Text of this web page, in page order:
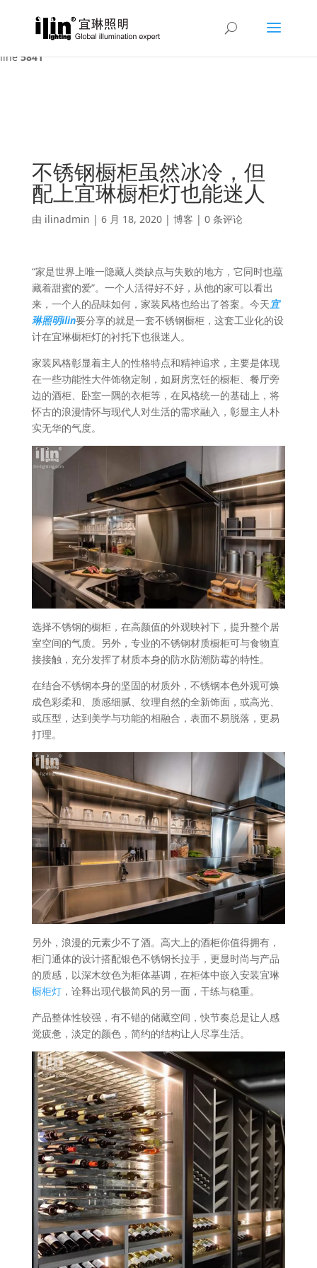
Warning : A non-numeric value encountered in
/var/www/html/ilin/wp-content/themes/Divi/functions.php
line5841
不锈钢橱柜虽然冰冷，但
配上宜琳橱柜灯也能迷人
由 ilinadmin | 6 月 18, 2020| 博客 | 0 条评论
“家是世界上唯一隐藏人类缺点与失败的地方，它同时也蕴
藏着甜蜜的爱”。一个人活得好不好，从他的家可以看出
来，一个人的品味如何，家装风格也给出了答案。今天宜
琳照明ilin要分享的就是一套不锈钢橱柜，这套工业化的设
计在宜琳橱柜灯的衬托下也很迷人。
家装风格彰显着主人的性格特点和精神追求，主要是体现
在一些功能性大件饰物定制，如厨房烹饪的橱柜、餐厅旁
边的酒柜、卧室一隅的衣柜等，在风格统一的基础上，将
怀古的浪漫情怀与现代人对生活的需求融入，彰显主人朴
实无华的气度。
选择不锈钢的橱柜，在高颜值的外观映衬下，提升整个居
室空间的气质。另外，专业的不锈钢材质橱柜可与食物直
接接触，充分发挥了材质本身的防水防潮防霉的特性。
在结合不锈钢本身的坚固的材质外，不锈钢本色外观可焕
成色彩柔和、质感细腻、纹理自然的全新饰面，或高光、
或压型，达到美学与功能的相融合，表面不易脱落，更易
打理。
另外，浪漫的元素少不了酒。高大上的酒柜你值得拥有，
柜门通体的设计搭配银色不锈钢长拉手，更显时尚与产品
的质感，以深木纹色为柜体基调，在柜体中嵌入安装宜琳
橱柜灯，诠释出现代极简风的另一面，干练与稳重。
产品整体性较强，有不错的储藏空间，快节奏总是让人感
觉疲惫，淡定的颜色，简约的结构让人尽享生活。